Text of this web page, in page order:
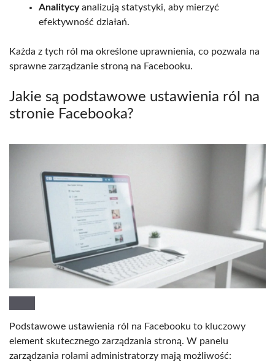
Analitycyanalizują statystyki, aby mierzyć
efektywność działań.
Każda z tych ról ma określone uprawnienia, co pozwala na
sprawne zarządzanie stroną na Facebooku.
Jakie są podstawowe ustawienia ról na
stronie Facebooka?
Podstawowe ustawienia ról na Facebooku to kluczowy
element skutecznego zarządzania stroną. W panelu
zarządzania rolami administratorzy mają możliwość: